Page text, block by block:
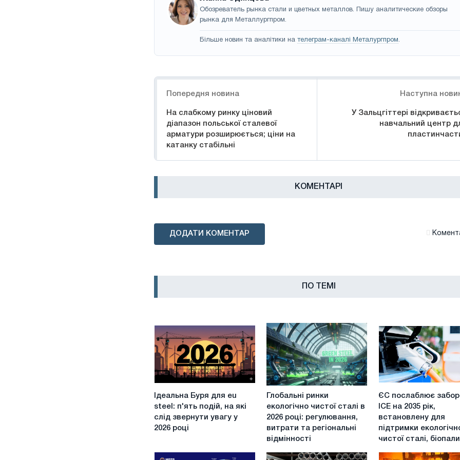
Обозреватель рынка стали и цветных металлов. Пишу аналитические обзоры
рынка для Металлургпром.
Більше новин та аналітики на телеграм-каналі Металургпром.
Попередня новина
На слабкому ринку ціновий
діапазон польської сталевої
арматури розширюється; ціни на
катанку стабільні
Наступна
У Зальцгіттері
навчальний центр
КОМЕНТАРІ
ДОДАТИ КОМЕНТАР
ПО ТЕМІ
Ідеальна
Буря
для
eu
Ідеальна Буря для eu
steel: п'ять подій, на які
слід звернути увагу у
2026 році
Глобальні
екологічно
чистої
сталі
2026
Глобальні ринки
екологічно чистої сталі в
2026 році: регулювання,
витрати та регіональні
відмінності
ЄС
послаблює
ICE
на
рік,
ЄС послаблює
ICE на 2035 рік,
встановлену для
підтримки
чистої сталі,